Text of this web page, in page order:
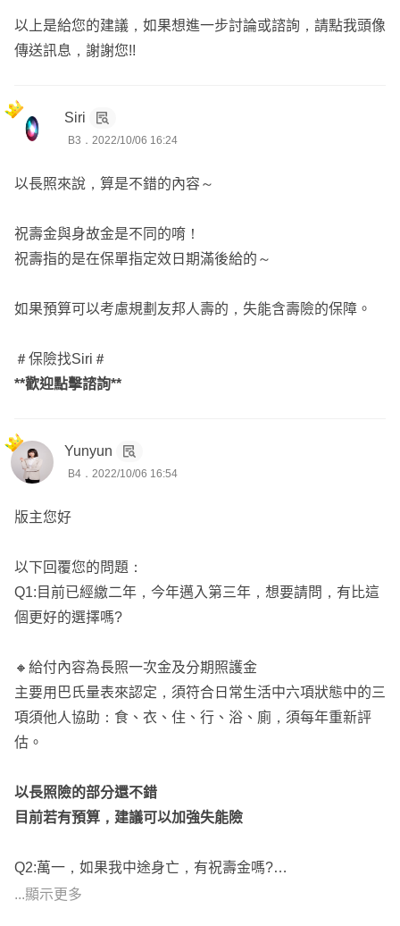
以上是給您的建議，如果想進一步討論或諮詢，請點我頭像
傳送訊息，謝謝您!!
Siri
B3．2022/10/06 16:24
以長照來說，算是不錯的內容～
祝壽金與身故金是不同的唷！
祝壽指的是在保單指定效日期滿後給的～
如果預算可以考慮規劃友邦人壽的，失能含壽險的保障。
＃保險找Siri＃
**歡迎點擊諮詢**
Yunyun
B4．2022/10/06 16:54
版主您好
以下回覆您的問題：
Q1:目前已經繳二年，今年邁入第三年，想要請問，有比這
個更好的選擇嗎?
🔸給付內容為長照一次金及分期照護金
主要用巴氏量表來認定，須符合日常生活中六項狀態中的三
項須他人協助：食、衣、住、行、浴、廁，須每年重新評
估。
以長照險的部分還不錯
目前若有預算，建議可以加強失能險
Q2:萬一，如果我中途身亡，有祝壽金嗎?
...顯示更多